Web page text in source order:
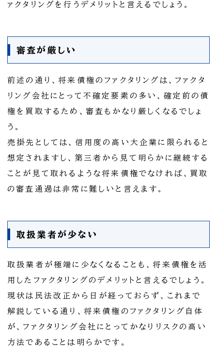
ァクタリングを行うデメリットと言えるでしょう。
審査が厳しい
前述の通り、将来債権のファクタリングは、ファクタ
リング会社にとって不確定要素の多い、確定前の債
権を買取するため、審査もかなり厳しくなるでしょ
う。
売掛先としては、信用度の高い大企業に限られると
想定されますし、第三者から見て明らかに継続する
ことが見て取れるような将来債権でなければ、買取
の審査通過は非常に難しいと言えます。
取扱業者が少ない
取扱業者が極端に少なくなることも、将来債権を活
用したファクタリングのデメリットと言えるでしょう。
現状は民法改正から日が経っておらず、これまで
解説している通り、将来債権のファクタリング自体
が、ファクタリング会社にとってかなりリスクの高い
方法であることは明らかです。